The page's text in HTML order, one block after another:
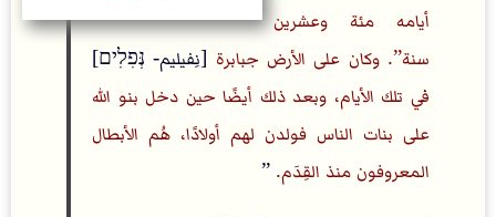
أيامه مئة وعشرين
سنة”. وكان على الأرض جبابرة [نِفيليم- נְּפִלִים]
في تلك الأيام، وبعد ذلك أيضًا حين دخل بنو الله
على بنات الناس فولدن لهم أولادًا، هُم الأبطال
المعروفون منذ القِدَم. ”